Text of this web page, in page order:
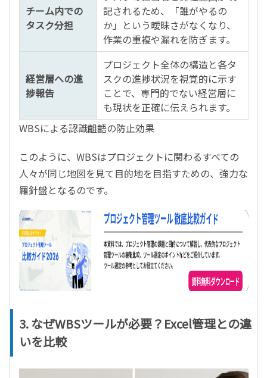
チーム内での
タスク分担
記されるため、「誰がやるの
か」という曖昧さがなくなり、
作業の重複や漏れを防ぎます。
経営層への進
捗報告
プロジェクト全体の構造と各タ
スクの進捗状況を視覚的に示す
ことで、専門的でない経営層に
も現状を正確に伝えられます。
WBSによる認識齟齬の防止効果
このように、WBSはプロジェクトに関わるすべての
人々が同じ地図を見て目的地を目指すための、強力な
羅針盤となるのです。
3. なぜWBSツールが必要？Excel管理との違
いを比較